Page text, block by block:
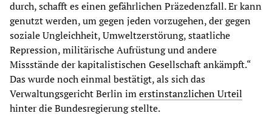
durch, schafft es einen gefährlichen Präzedenzfall. Er kann
genutzt werden, um gegen jeden vorzugehen, der gegen
soziale Ungleichheit, Umweltzerstörung, staatliche
Repression, militärische Aufrüstung und andere
Missstände der kapitalistischen Gesellschaft ankämpft.“
Das wurde noch einmal bestätigt, als sich das
Verwaltungsgericht Berlin imerstinstanzlichen Urteil
hinter die Bundesregierung stellte.